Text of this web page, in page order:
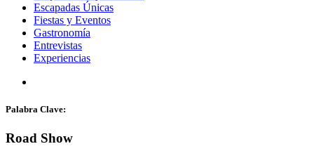
Escapadas Únicas
Fiestas y Eventos
Gastronomía
Entrevistas
Experiencias
Palabra Clave:
Road Show